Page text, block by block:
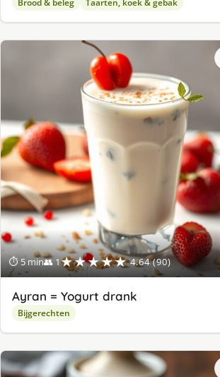
Brood & beleg Taarten, koek & gebak
⏱ 5 min👥 1★★★★★ 4.64 (90)
Ayran = Yogurt drank
Bijgerechten